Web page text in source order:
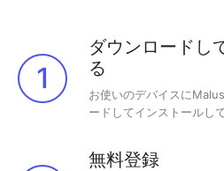
1
ダウンロードし
る
お使いのデバイスに
ードしてインストールし
無料登録